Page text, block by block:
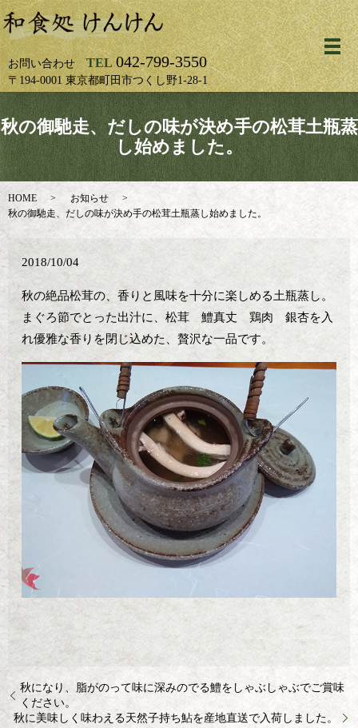
お問い合わせTEL 042-799-3550
〒194-0001 東京都町田市つくし野1-28-1
メ
秋の御馳走、だしの味が決め手の松茸土瓶蒸
し始めました。
HOME
お知らせ
秋の御馳走、だしの味が決め手の松茸土瓶蒸し始めました。
2018/10/04
秋の絶品松茸の、香りと風味を十分に楽しめる土瓶蒸し。
まぐろ節でとった出汁に、松茸 鱧真丈 鶏肉 銀杏を入
れ優雅な香りを閉じ込めた、贅沢な一品です。
秋になり、脂がのって味に深みのでる鱧をしゃぶしゃぶでご賞味
ください。
秋に美味しく味わえる天然子持ち鮎を産地直送で入荷しました。